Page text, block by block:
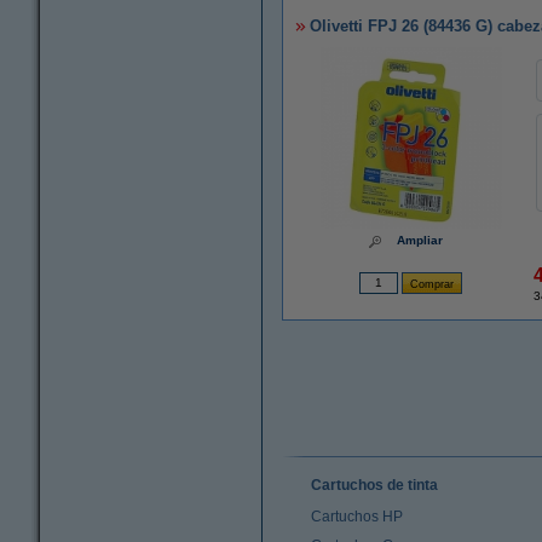
Olivetti FPJ 26 (84436 G)
Ampliar
Cartuchos de tinta
Cartuchos HP